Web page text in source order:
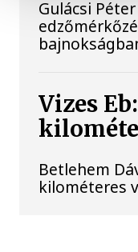
Gulácsi
Vizes
Betlehem
kilométeres